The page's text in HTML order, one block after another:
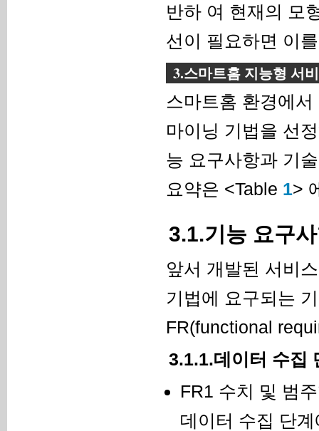
반하 여 현재의 모
선이 필요하면 이
3.스마트홈 지능형 서
스마트홈 환경에
마이닝 기법을 선
능 요구사항과 기
요약은 <Table 1>
3.1.기능 요구
앞서 개발된 서비
기법에 요구되는
FR(functional
3.1.1.데이터 수집
FR1 수치 및 범
데이터 수집 단